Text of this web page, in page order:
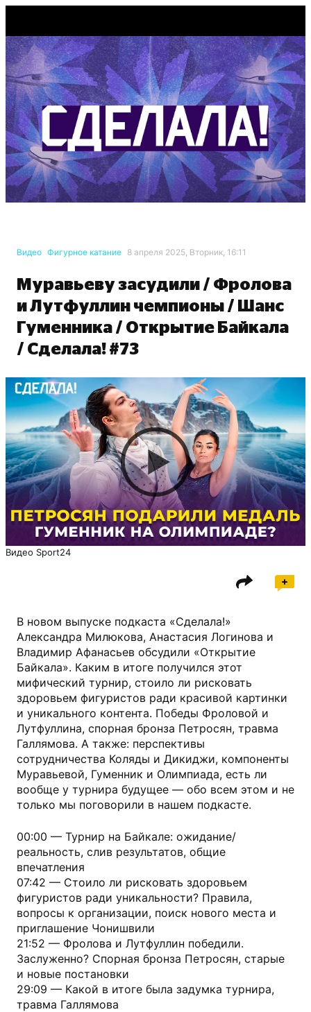
Видео Фигурное катание 8 апреля 2025, Вторник, 16:11
Муравьеву засудили / Фролова
и Лутфуллин чемпионы / Шанс
Гуменника / Открытие Байкала
/ Сделала! #73
Видео Sport24
В новом выпуске подкаста «Сделала!»
Александра Милюкова, Анастасия Логинова и
Владимир Афанасьев обсудили «Открытие
Байкала». Каким в итоге получился этот
мифический турнир, стоило ли рисковать
здоровьем фигуристов ради красивой картинки
и уникального контента. Победы Фроловой и
Лутфуллина, спорная бронза Петросян, травма
Галлямова. А также: перспективы
сотрудничества Коляды и Дикиджи, компоненты
Муравьевой, Гуменник и Олимпиада, есть ли
вообще у турнира будущее — обо всем этом и не
только мы поговорили в нашем подкасте.
00:00 — Турнир на Байкале: ожидание/
реальность, слив результатов, общие
впечатления
07:42 — Стоило ли рисковать здоровьем
фигуристов ради уникальности? Правила,
вопросы к организации, поиск нового места и
приглашение Чонишвили
21:52 — Фролова и Лутфуллин победили.
Заслуженно? Спорная бронза Петросян, старые
и новые постановки
29:09 — Какой в итоге была задумка турнира,
травма Галлямова